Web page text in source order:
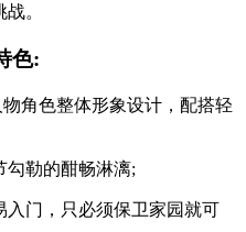
。
色:
色整体形象设计，配搭轻
勒的酣畅淋漓;
门，只必须保卫家园就可